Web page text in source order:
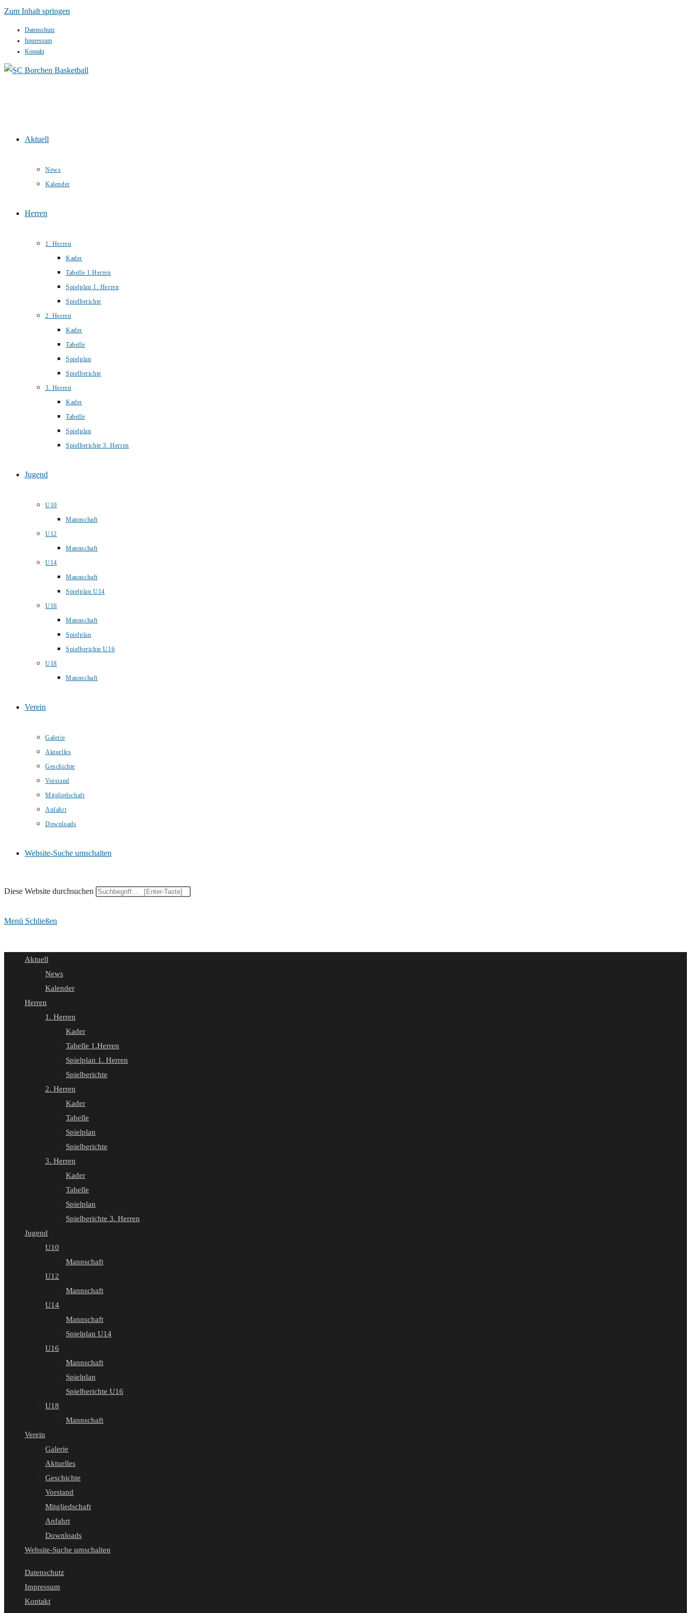
Zum Inhalt springen
Datenschutz
Impressum
Kontakt
Aktuell
News
Kalender
Herren
1. Herren
Kader
Tabelle 1.Herren
Spielplan 1. Herren
Spielberichte
2. Herren
Kader
Tabelle
Spielplan
Spielberichte
3. Herren
Kader
Tabelle
Spielplan
Spielberichte 3. Herren
Jugend
U10
Mannschaft
U12
Mannschaft
U14
Mannschaft
Spielplan U14
U16
Mannschaft
Spielplan
Spielberichte U16
U18
Mannschaft
Verein
Galerie
Aktuelles
Geschichte
Vorstand
Mitgliedschaft
Anfahrt
Downloads
Website-Suche umschalten
Diese Website durchsuchen
Menü Schließen
Aktuell
News
Kalender
Herren
1. Herren
Kader
Tabelle 1.Herren
Spielplan 1. Herren
Spielberichte
2. Herren
Kader
Tabelle
Spielplan
Spielberichte
3. Herren
Kader
Tabelle
Spielplan
Spielberichte 3. Herren
Jugend
U10
Mannschaft
U12
Mannschaft
U14
Mannschaft
Spielplan U14
U16
Mannschaft
Spielplan
Spielberichte U16
U18
Mannschaft
Verein
Galerie
Aktuelles
Geschichte
Vorstand
Mitgliedschaft
Anfahrt
Downloads
Website-Suche umschalten
Datenschutz
Impressum
Kontakt